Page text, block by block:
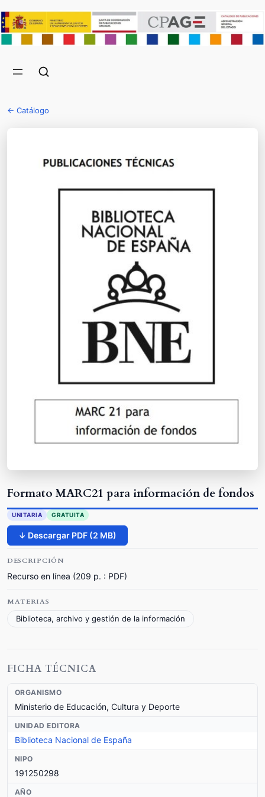
← Catálogo
Formato MARC21 para información de fondos
UNITARIA GRATUITA
↓ Descargar PDF (2 MB)
DESCRIPCIÓN
Recurso en línea (209 p. : PDF)
MATERIAS
Biblioteca, archivo y gestión de la información
FICHA TÉCNICA
ORGANISMO
Ministerio de Educación, Cultura y Deporte
UNIDAD EDITORA
Biblioteca Nacional de España
NIPO
191250298
AÑO